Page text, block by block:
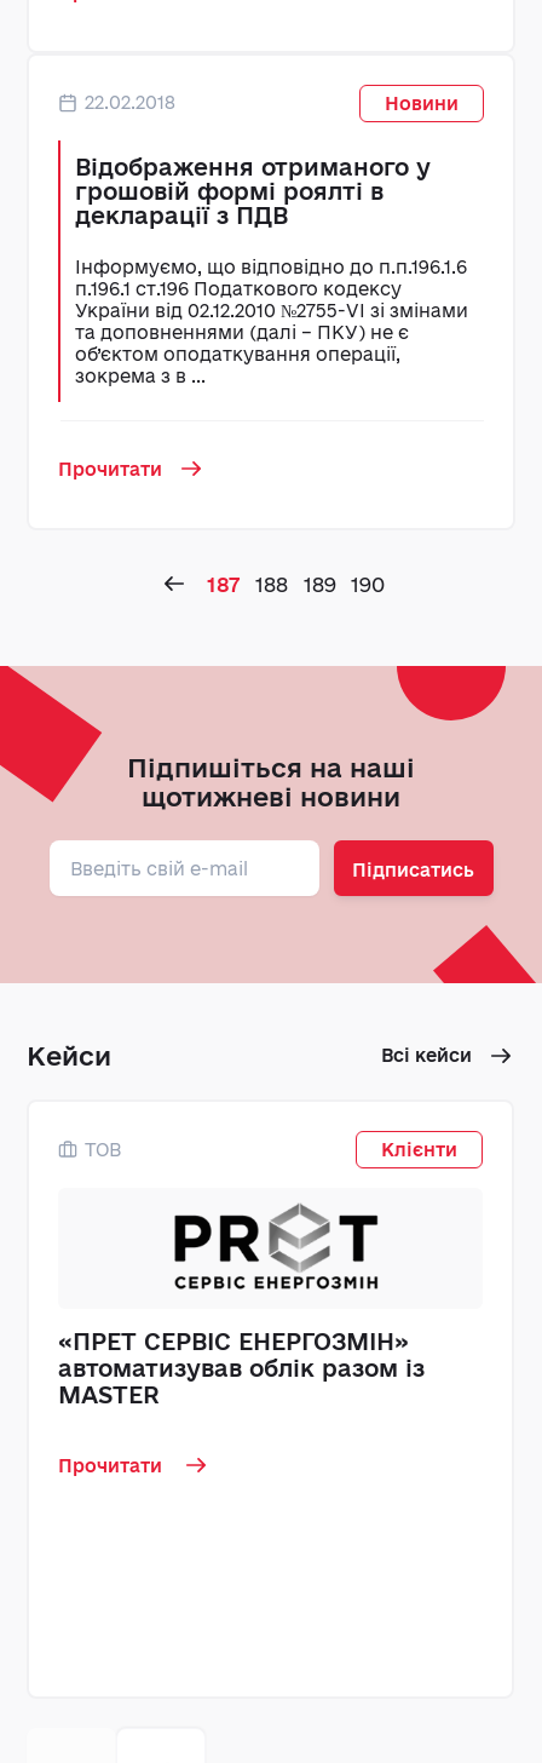
22.02.2018 Новини
Відображення отриманого у
грошовій формі роялті в
декларації з ПДВ
Інформуємо, що відповідно до п.п.196.1.6
п.196.1 ст.196 Податкового кодексу
України від 02.12.2010 №2755-VI зі змінами
та доповненнями (далі – ПКУ) не є
об’єктом оподаткування операції,
зокрема з в ...
Прочитати
187 188 189 190
Підпишіться на наші
щотижневі новини
Підписатись
Кейси Всі кейси
ТОВ Клієнти
«ПРЕТ СЕРВІС ЕНЕРГОЗМІН»
автоматизував облік разом із
MASTER
Прочитати